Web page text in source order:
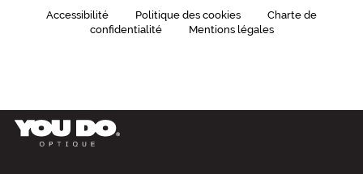
Accessibilité Politique des cookies
Charte de
confidentialité
Mentions légales